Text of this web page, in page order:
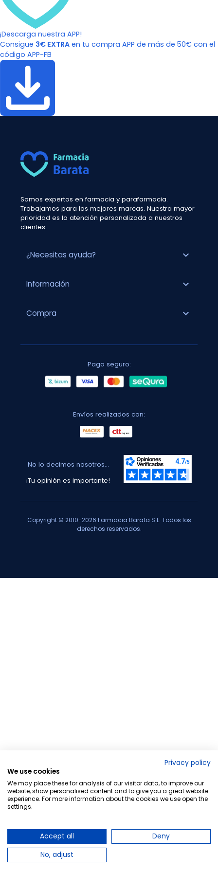
¡Descarga nuestra APP!
Consigue 3€ EXTRA en tu compra APP de más de 50€ con el
código APP-FB
Somos expertos en farmacia y parafarmacia.
Trabajamos para las mejores marcas. Nuestra mayor
prioridad es la atención personalizada a nuestros
clientes.
¿Necesitas ayuda? expand_more
Información expand_more
Compra expand_more
Pago seguro:
Envíos realizados con:
No lo decimos nosotros...
¡Tu opinión es importante!
Copyright © 2010-2026 Farmacia Barata S.L. Todos los
derechos reservados.
Privacy policy
We use cookies
We may place these for analysis of our visitor data, to improve our
website, show personalised content and to give you a great website
experience. For more information about the cookies we use open the
settings.
Accept all
Deny
No, adjust